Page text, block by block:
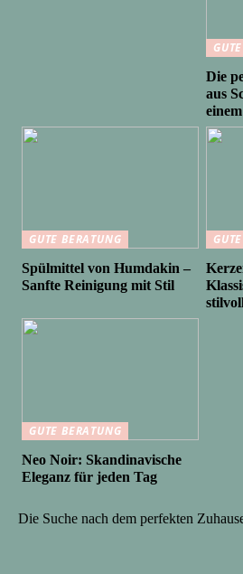
Die
aus
GUTE BERATUNG
Spülmittel von Humdakin –
Sanfte Reinigung mit Stil
GUTE BERATUNG
Neo Noir: Skandinavische
Eleganz für jeden Tag
Die Suche nach dem perfekten